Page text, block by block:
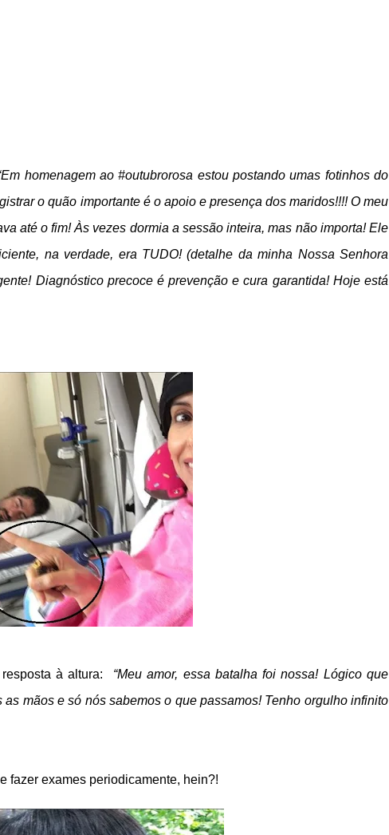
homenagem ao #outubrorosa estou postando umas fotinhos do
o quão importante é o apoio e presença dos maridos!!!! O meu
até o fim! Às vezes dormia a sessão inteira, mas não importa! Ele
na verdade, era TUDO! (detalhe da minha Nossa Senhora
Diagnóstico precoce é prevenção e cura garantida! Hoje está
à altura:
“Meu amor, essa batalha foi nossa! Lógico que
mãos e só nós sabemos o que passamos! Tenho orgulho infinito
fazer exames periodicamente, hein?!